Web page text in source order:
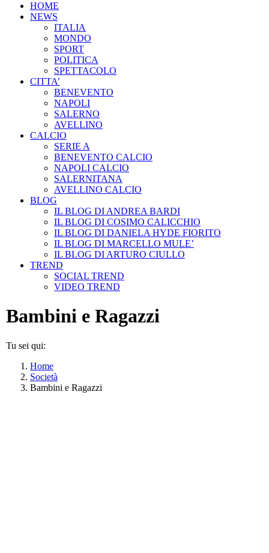
HOME
NEWS
ITALIA
MONDO
SPORT
POLITICA
SPETTACOLO
CITTA’
BENEVENTO
NAPOLI
SALERNO
AVELLINO
CALCIO
SERIE A
BENEVENTO CALCIO
NAPOLI CALCIO
SALERNITANA
AVELLINO CALCIO
BLOG
IL BLOG DI ANDREA BARDI
IL BLOG DI COSIMO CALICCHIO
IL BLOG DI DANIELA HYDE FIORITO
IL BLOG DI MARCELLO MULE’
IL BLOG DI ARTURO CIULLO
TREND
SOCIAL TREND
VIDEO TREND
Bambini e Ragazzi
Tu sei qui:
Home
Società
Bambini e Ragazzi